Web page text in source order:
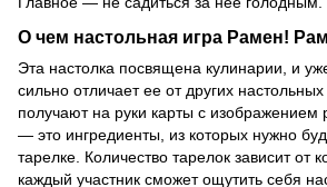
О чем настольная игра Рамен!
Эта настолка посвящена кулинарии, и
сильно отличает ее от других настольных
получают на руки карты с изображением
— это ингредиенты, из которых нужно
тарелке. Количество тарелок зависит от
каждый участник сможет ощутить себя